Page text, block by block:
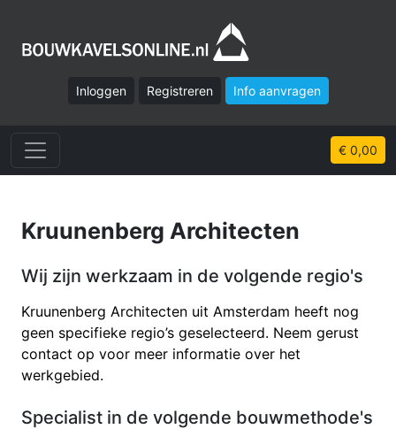
Inloggen Registreren Info aanvragen
€ 0,00
Kruunenberg Architecten
Wij zijn werkzaam in de volgende regio's
Kruunenberg Architecten uit Amsterdam heeft nog
geen specifieke regio’s geselecteerd. Neem gerust
contact op voor meer informatie over het
werkgebied.
Specialist in de volgende bouwmethode's